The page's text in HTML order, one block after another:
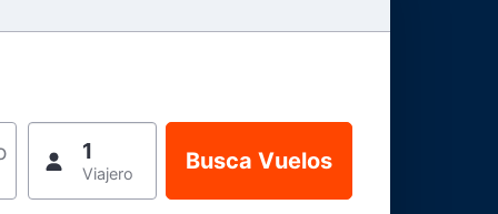
1
Viajero